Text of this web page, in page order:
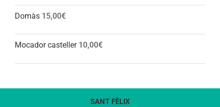
Domàs 15,00€
Mocador casteller 10,00€
SANT FÈLIX